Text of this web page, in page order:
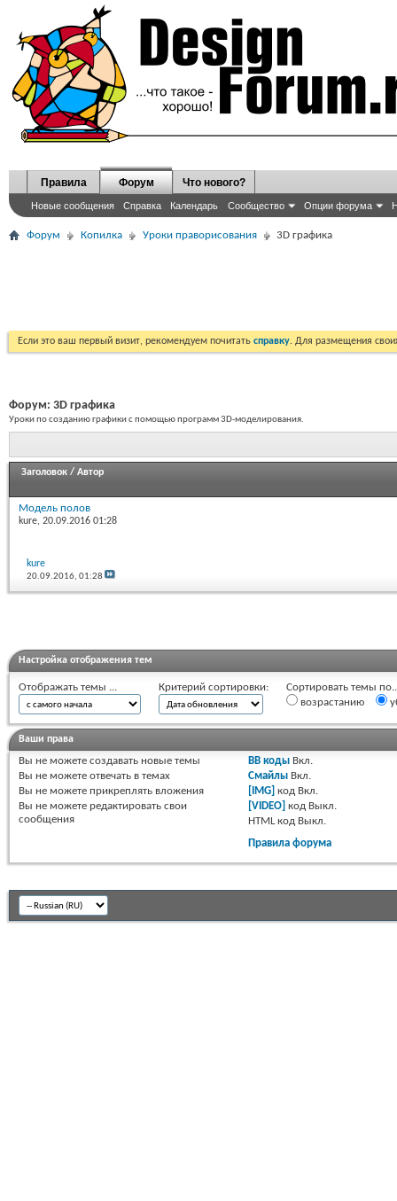
Правила Форум
Новые сообщения Справка Календарь Сообщество Опции форума
Что нового?
Форум Копилка Уроки праворисования 3D графика
Если это ваш первый визит, рекомендуем почитать справку. Для размещения
Форум: 3D графика
Уроки по созданию графики с помощью программ 3D-моделирования.
Заголовок / Автор
Модель полов
kure, 20.09.2016 01:28
kure
20.09.2016,01:28
Настройка отображения тем
Отображать темы ... Критерий сортировки:
Сортировать темы
возрастанию
Ваши права
Вы не можете создавать новые темы
Вы не можете отвечать в темах
Вы не можете прикреплять вложения
Вы не можете редактировать свои
сообщения
BB коды Вкл.
Смайлы Вкл.
[IMG] код Вкл.
[VIDEO] код Выкл.
HTML код Выкл.
Правила форума